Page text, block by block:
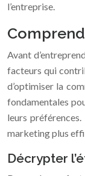
l’entreprise.
Avant
facteurs qui
d’optimiser la
fondamentales
leurs
marketing plus
Décrypter